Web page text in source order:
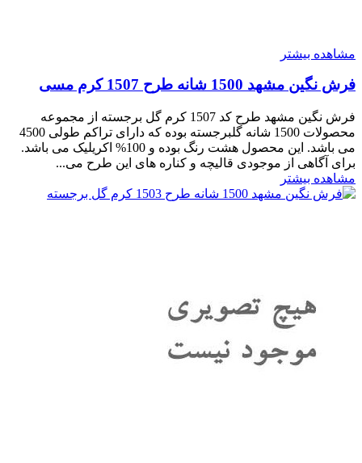
مشاهده بیشتر
فرش نگین مشهد 1500 شانه طرح 1507 کرم مسی
فرش نگین مشهد طرح کد 1507 کرم گل برجسته از مجموعه
محصولات 1500 شانه گلبرجسته بوده که دارای تراکم طولی 4500
می باشد. این محصول هشت رنگ بوده و 100% اکریلیک می باشد.
برای آگاهی از موجودی قالیچه و کناره های این طرح می...
مشاهده بیشتر